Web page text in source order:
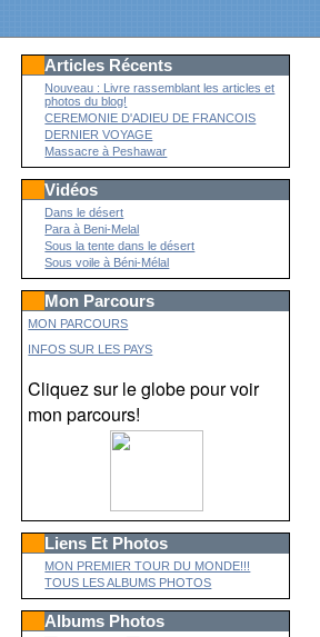
Articles Récents
Nouveau : Livre rassemblant les articles et
photos du blog!
CEREMONIE D'ADIEU DE FRANCOIS
DERNIER VOYAGE
Massacre à Peshawar
Vidéos
Dans le désert
Para à Beni-Melal
Sous la tente dans le désert
Sous voile à Béni-Mélal
Mon Parcours
MON PARCOURS
INFOS SUR LES PAYS
Cliquez sur le globe pour voir
mon parcours!
Liens Et Photos
MON PREMIER TOUR DU MONDE!!!
TOUS LES ALBUMS PHOTOS
Albums Photos